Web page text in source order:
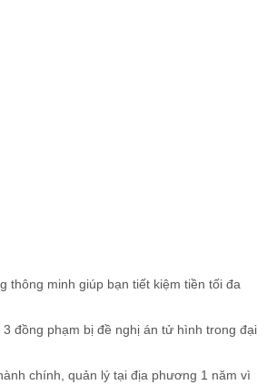
thông minh giúp bạn tiết kiệm tiền tối đa
đồng phạm bị đề nghị án tử hình trong đại
chính, quản lý tại địa phương 1 năm vì